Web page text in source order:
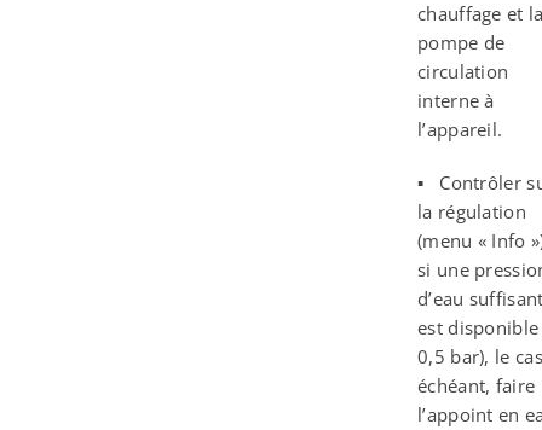
chauffage et
pompe de
circulation
interne à
l’appareil.
▪ Contrôler
la régulation
(menu « Info
si une
d’eau
est disponible
0,5 bar), le cas
échéant, faire
l’appoint en